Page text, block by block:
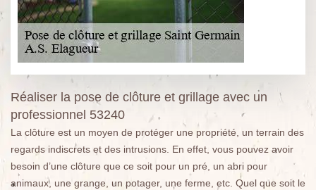
Réaliser la pose de clôture et grillage avec un
professionnel 53240
La clôture est un moyen de protéger une propriété, un terrain des
regards indiscrets et des intrusions. En effet, vous pouvez avoir
besoin d’une clôture que ce soit pour un pré, un abri pour
animaux, une grange, un potager, une ferme, etc. Quel que soit le